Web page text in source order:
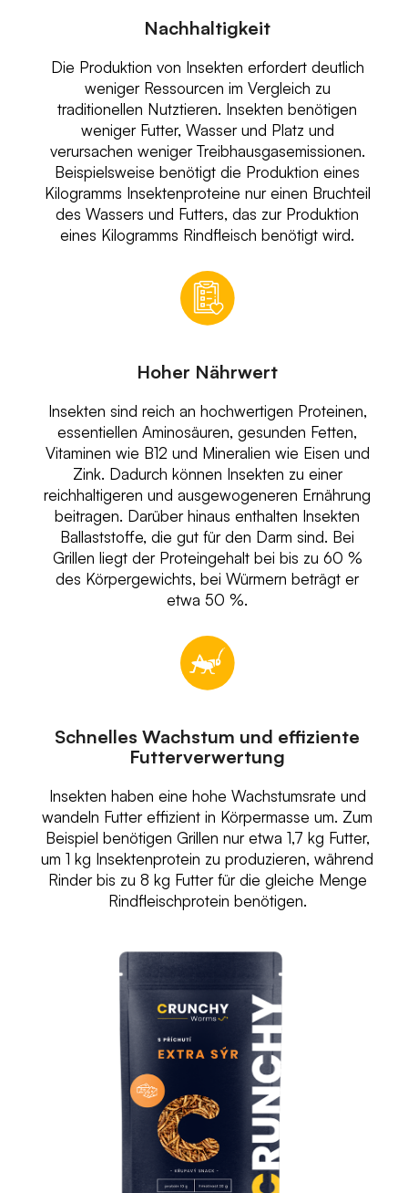
Nachhaltigkeit
Die Produktion von Insekten erfordert deutlich
weniger Ressourcen im Vergleich zu
traditionellen Nutztieren. Insekten benötigen
weniger Futter, Wasser und Platz und
verursachen weniger Treibhausgasemissionen.
Beispielsweise benötigt die Produktion eines
Kilogramms Insektenproteine nur einen Bruchteil
des Wassers und Futters, das zur Produktion
eines Kilogramms Rindfleisch benötigt wird.
Hoher Nährwert
Insekten sind reich an hochwertigen Proteinen,
essentiellen Aminosäuren, gesunden Fetten,
Vitaminen wie B12 und Mineralien wie Eisen und
Zink. Dadurch können Insekten zu einer
reichhaltigeren und ausgewogeneren Ernährung
beitragen. Darüber hinaus enthalten Insekten
Ballaststoffe, die gut für den Darm sind. Bei
Grillen liegt der Proteingehalt bei bis zu 60 %
des Körpergewichts, bei Würmern beträgt er
etwa 50 %.
Schnelles Wachstum und effiziente
Futterverwertung
Insekten haben eine hohe Wachstumsrate und
wandeln Futter effizient in Körpermasse um. Zum
Beispiel benötigen Grillen nur etwa 1,7 kg Futter,
um 1 kg Insektenprotein zu produzieren, während
Rinder bis zu 8 kg Futter für die gleiche Menge
Rindfleischprotein benötigen.